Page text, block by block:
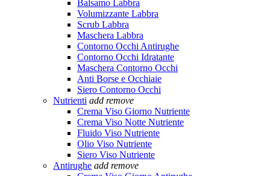
Balsamo Labbra
Volumizzante Labbra
Scrub Labbra
Maschera Labbra
Contorno Occhi Antirughe
Contorno Occhi Idratante
Maschera Contorno Occhi
Anti Borse e Occhiaie
Siero Contorno Occhi
Nutrienti add remove
Crema Viso Giorno Nutriente
Crema Viso Notte Nutriente
Fluido Viso Nutriente
Olio Viso Nutriente
Siero Viso Nutriente
Antirughe add remove